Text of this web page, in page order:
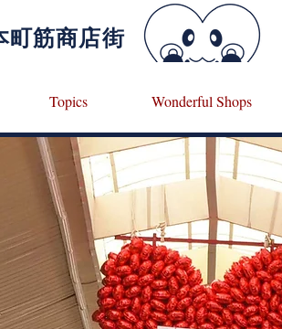
町筋商店街
Topics Wonderful Shops